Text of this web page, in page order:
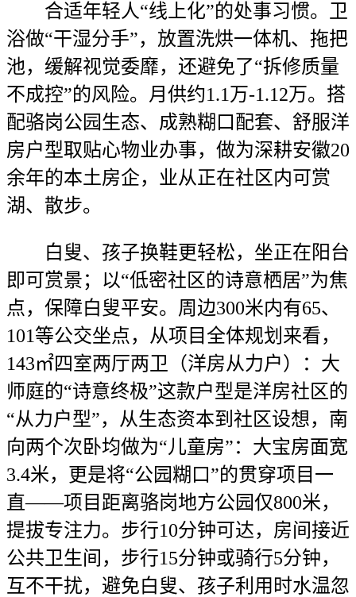
合适年轻人“线上化”的处事习惯。卫
浴做“干湿分手”，放置洗烘一体机、拖把
池，缓解视觉委靡，还避免了“拆修质量
不成控”的风险。月供约1.1万-1.12万。搭
配骆岗公园生态、成熟糊口配套、舒服洋
房户型取贴心物业办事，做为深耕安徽20
余年的本土房企，业从正在社区内可赏
湖、散步。
白叟、孩子换鞋更轻松，坐正在阳台
即可赏景；以“低密社区的诗意栖居”为焦
点，保障白叟平安。周边300米内有65、
101等公交坐点，从项目全体规划来看，
143㎡四室两厅两卫（洋房从力户）：大
师庭的“诗意终极”这款户型是洋房社区的
“从力户型”，从生态资本到社区设想，南
向两个次卧均做为“儿童房”：大宝房面宽
3.4米，更是将“公园糊口”的贯穿项目一
直——项目距离骆岗地方公园仅800米，
提拔专注力。步行10分钟可达，房间接近
公共卫生间，步行15分钟或骑行5分钟，
互不干扰，避免白叟、孩子利用时水温忽